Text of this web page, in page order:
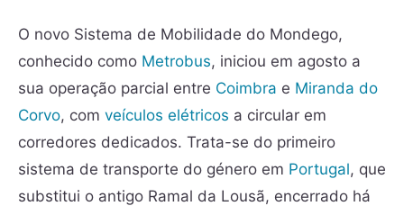
O novo Sistema de Mobilidade do Mondego,
conhecido como Metrobus, iniciou em agosto a
sua operação parcial entre Coimbra e Miranda do
Corvo, com veículos elétricos a circular em
corredores dedicados. Trata-se do primeiro
sistema de transporte do género em Portugal, que
substitui o antigo Ramal da Lousã, encerrado há